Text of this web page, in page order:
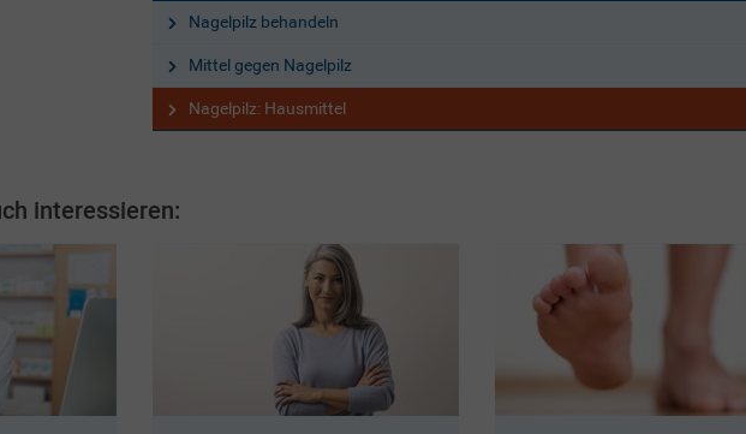
Nagelpilz behandeln
Mittel gegen Nagelpilz
Nagelpilz: Hausmittel
interessieren: